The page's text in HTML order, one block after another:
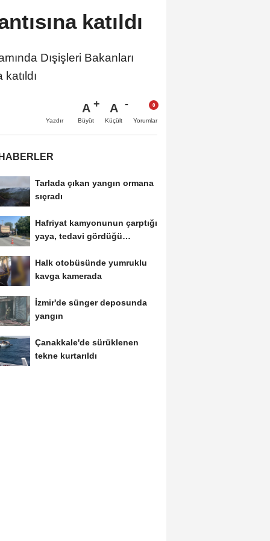
katıldı
Dışişleri Bakanları
Yazdır
A
Büyüt
A
Küçült Yorumlar
Tarlada çıkan yangın ormana
sıçradı
Hafriyat kamyonunun çarptığı
yaya, tedavi gördüğü
Halk otobüsünde yumruklu
kavga kamerada
İzmir'de sünger deposunda
yangın
Çanakkale'de sürüklenen
tekne kurtarıldı